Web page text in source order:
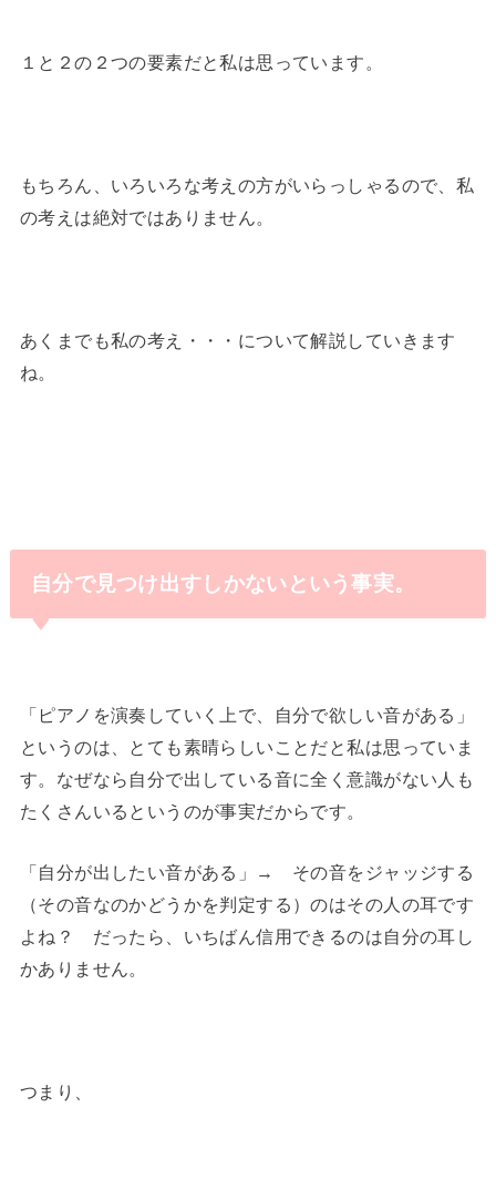
１と２の２つの要素だと私は思っています。
もちろん、いろいろな考えの方がいらっしゃるので、私
の考えは絶対ではありません。
あくまでも私の考え・・・について解説していきます
ね。
自分で見つけ出すしかないという事実。
「ピアノを演奏していく上で、自分で欲しい音がある」
というのは、とても素晴らしいことだと私は思っていま
す。なぜなら自分で出している音に全く意識がない人も
たくさんいるというのが事実だからです。
「自分が出したい音がある」→ その音をジャッジする
（その音なのかどうかを判定する）のはその人の耳です
よね？ だったら、いちばん信用できるのは自分の耳し
かありません。
つまり、